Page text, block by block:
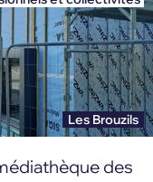
Les Brouzils
des